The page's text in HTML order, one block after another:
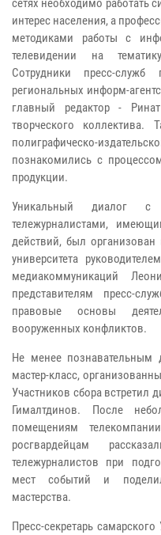
сетях необходимо работать
интерес населения, а
методиками работы с
телевидении на
Сотрудники пресс-
региональных информ-
главный редактор -
творческого коллектива.
полиграфическо-
познакомились с
продукции.
Уникальный диалог с
тележурналистами,
действий, был организован
университета
медиакоммуникаций
представителям пресс-
правовые основы
вооруженных конфликтов.
Не менее познавательным
мастер-класс,
Участников сбора встретил
Гималтдинов. После
помещениям
росгвардейцам
тележурналистов при
мест событий и
мастерства.
Пресс-секретарь